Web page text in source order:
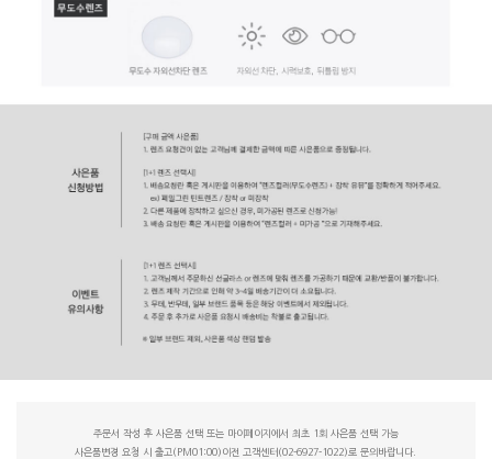
주문서 작성 후 사은품 선택 또는 마이페이지에서 최초 1회 사은품 선택 가능
사은품변경 요청 시 출고(PM01:00)이전 고객센터(02-6927-1022)로 문의바랍니다.